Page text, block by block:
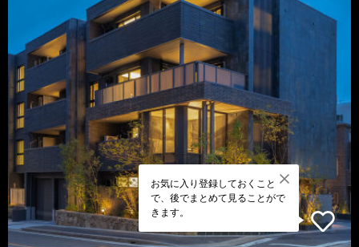
お気に入り登録しておくこと
で、後でまとめて見ることがで
きます。